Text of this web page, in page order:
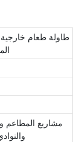
طاولة طعام
مشاريع المطاعم